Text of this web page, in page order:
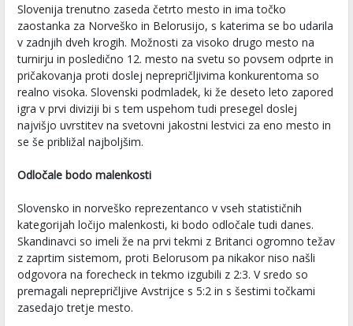
Slovenija trenutno zaseda četrto mesto in ima točko
zaostanka za Norveško in Belorusijo, s katerima se bo udarila
v zadnjih dveh krogih. Možnosti za visoko drugo mesto na
turnirju in posledično 12. mesto na svetu so povsem odprte in
pričakovanja proti doslej neprepričljivima konkurentoma so
realno visoka. Slovenski podmladek, ki že deseto leto zapored
igra v prvi diviziji bi s tem uspehom tudi presegel doslej
najvišjo uvrstitev na svetovni jakostni lestvici za eno mesto in
se še približal najboljšim.
Odločale bodo malenkosti
Slovensko in norveško reprezentanco v vseh statističnih
kategorijah ločijo malenkosti, ki bodo odločale tudi danes.
Skandinavci so imeli že na prvi tekmi z Britanci ogromno težav
z zaprtim sistemom, proti Belorusom pa nikakor niso našli
odgovora na forecheck in tekmo izgubili z 2:3. V sredo so
premagali neprepričljive Avstrijce s 5:2 in s šestimi točkami
zasedajo tretje mesto.